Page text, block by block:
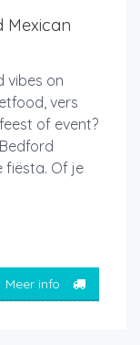
Mexican
vibes on
vers
of event?
fiësta. Of je
Meer info